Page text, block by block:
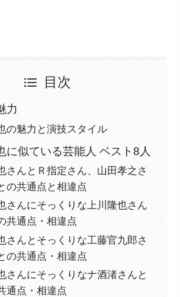
目次
力
の魅力と演技スタイル
に似ている芸能人 ベスト8人
さんとＲ指定さん、山田孝之さ
の共通点と相違点
さんにそっくりな上川隆也さん
共通点・相違点
さんとそっくりな工藤官九郎さ
の共通点・相違点
さんにそっくりなナ酒渚さんと
通点・相違点